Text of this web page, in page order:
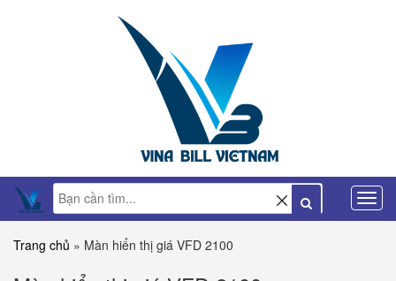
Trang chủ » Màn hiển thị giá VFD 2100